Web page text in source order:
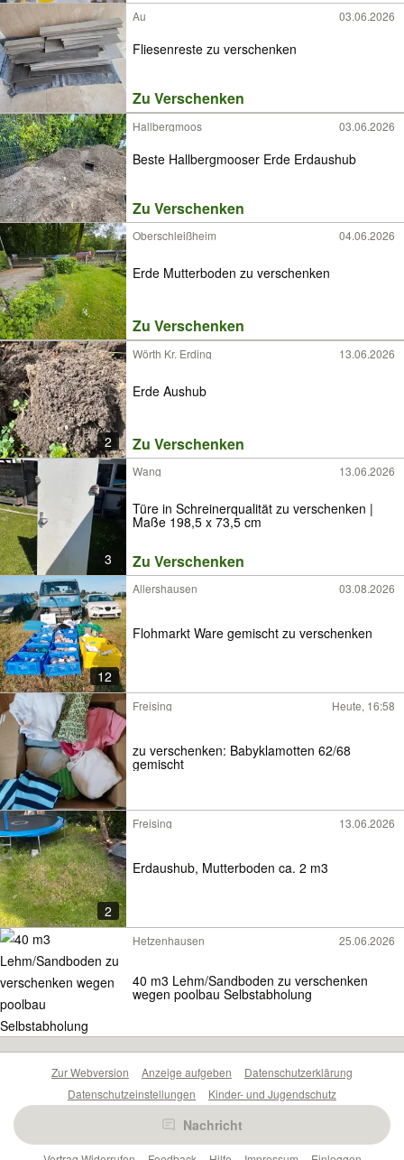
Au 03.06.2026
Fliesenreste zu verschenken
Zu Verschenken
Hallbergmoos 03.06.2026
Beste Hallbergmooser Erde Erdaushub
Zu Verschenken
Oberschleißheim 04.06.2026
Erde Mutterboden zu verschenken
Zu Verschenken
2
Wörth Kr. Erding 13.06.2026
Erde Aushub
Zu Verschenken
3
Wang 13.06.2026
Türe in Schreinerqualität zu verschenken |
Maße 198,5 x 73,5 cm
Zu Verschenken
12
Allershausen 03.08.2026
Flohmarkt Ware gemischt zu verschenken
Freising Heute, 16:58
zu verschenken: Babyklamotten 62/68
gemischt
2
Freising 13.06.2026
Erdaushub, Mutterboden ca. 2 m3
Hetzenhausen 25.06.2026
40 m3 Lehm/Sandboden zu verschenken
wegen poolbau Selbstabholung
Nachricht
Zur Webversion Anzeige aufgeben
Datenschutzerklärung
Datenschutzeinstellungen
Kinder- und Jugendschutz
Barrierefreiheitserklärung